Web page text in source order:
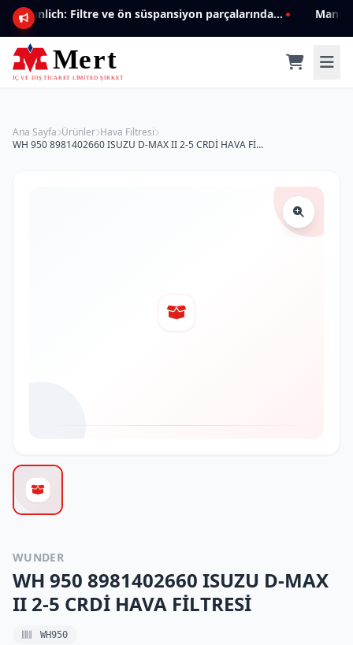
Mannlich: Filtre ve ön süspansiyon parçalarında genişleyen ürün yelpazesiyle kalite ve güven.
Ana Sayfa Ürünler Hava Filtresi
WH 950 8981402660 ISUZU D-MAX II 2-5 CRDİ HAVA FİLTRESİ
WUNDER
WH 950 8981402660 ISUZU D-MAX
II 2-5 CRDİ HAVA FİLTRESİ
WH950